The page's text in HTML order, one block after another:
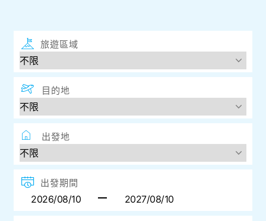
旅遊區域
目的地
出發地
出發期間